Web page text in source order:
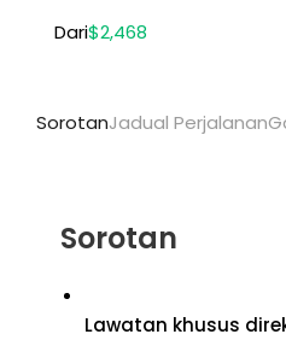
Dari$2,468
SorotanJadual Perjalanan
Sorotan
Lawatan khusus